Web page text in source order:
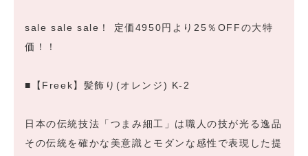
sale sale sale！ 定価4950円より25％OFFの大特
価！！
■【Freek】髪飾り(オレンジ) K-2
日本の伝統技法「つまみ細工」は職人の技が光る逸品
その伝統を確かな美意識とモダンな感性で表現した提